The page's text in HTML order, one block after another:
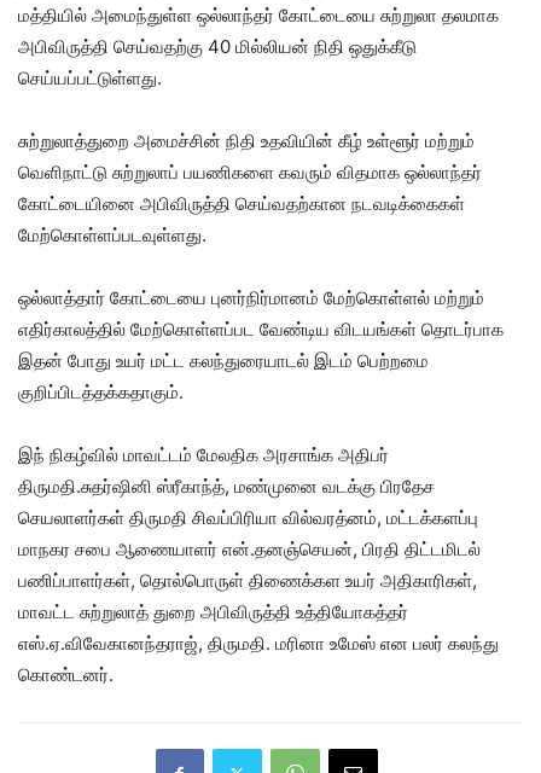
மத்தியில் அமைந்துள்ள ஒல்லாந்தர் கோட்டையை சுற்றுலா தலமாக
அபிவிருத்தி செய்வதற்கு 40 மில்லியன் நிதி ஒதுக்கீடு
செய்யப்பட்டுள்ளது.
சுற்றுலாத்துறை அமைச்சின் நிதி உதவியின் கீழ் உள்ளூர் மற்றும்
வெளிநாட்டு சுற்றுலாப் பயணிகளை கவரும் விதமாக ஒல்லாந்தர்
கோட்டையினை அபிவிருத்தி செய்வதற்கான நடவடிக்கைகள்
மேற்கொள்ளப்படவுள்ளது.
ஒல்லாத்தார் கோட்டையை புனர்நிர்மானம் மேற்கொள்ளல் மற்றும்
எதிர்காலத்தில் மேற்கொள்ளப்பட வேண்டிய விடயங்கள் தொடர்பாக
இதன் போது உயர் மட்ட கலந்துரையாடல் இடம் பெற்றமை
குறிப்பிடத்தக்கதாகும்.
இந் நிகழ்வில் மாவட்டம் மேலதிக அரசாங்க அதிபர்
திருமதி.சுதர்ஷினி ஸ்ரீகாந்த், மண்முனை வடக்கு பிரதேச
செயலாளர்கள் திருமதி சிவப்பிரியா வில்வரத்னம், மட்டக்களப்பு
மாநகர சபை ஆணையாளர் என்.தனஞ்செயன், பிரதி திட்டமிடல்
பணிப்பாளர்கள், தொல்பொருள் திணைக்கள உயர் அதிகாரிகள்,
மாவட்ட சுற்றுலாத் துறை அபிவிருத்தி உத்தியோகத்தர்
எஸ்.ஏ.விவேகானந்தராஜ், திருமதி. மரினா உமேஸ் என பலர் கலந்து
கொண்டனர்.